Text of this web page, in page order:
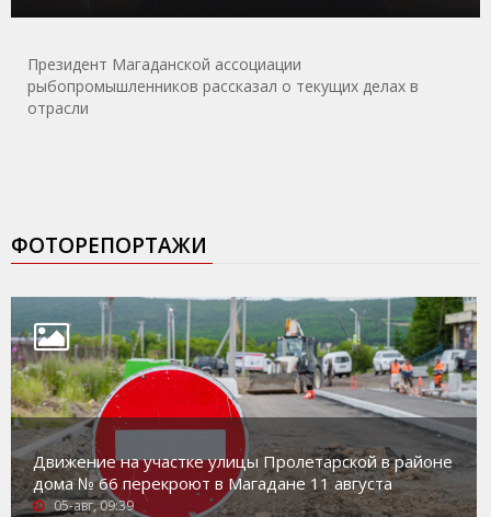
Президент Магаданской ассоциации
рыбопромышленников рассказал о текущих делах в
отрасли
ФОТОРЕПОРТАЖИ
Движение на участке улицы Пролетарской в районе
дома № 66 перекроют в Магадане 11 августа
05-авг, 09:39